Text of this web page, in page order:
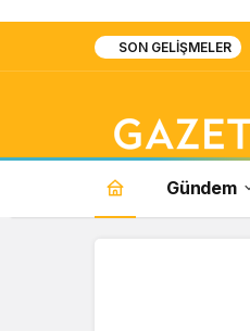
SON GELIŞMELER
Gündem